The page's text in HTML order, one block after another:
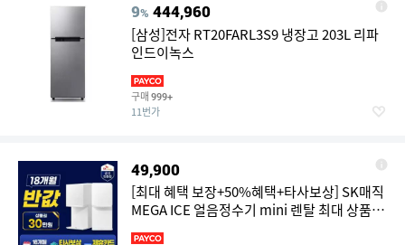
9% 444,960
[삼성]전자 RT20FARL3S9 냉장고 203L 리파
인드이녹스
구매 999+
11번가
49,900
[최대 혜택 보장+50%혜택+타사보상] SK매직
MEGA ICE 얼음정수기 mini 렌탈 최대 상품 당
일 지급 보장!